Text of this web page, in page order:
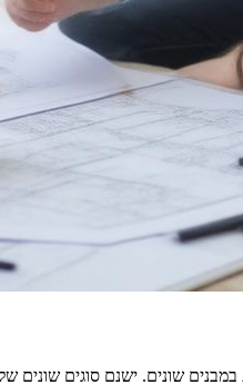
שונים. ישנם סוגים